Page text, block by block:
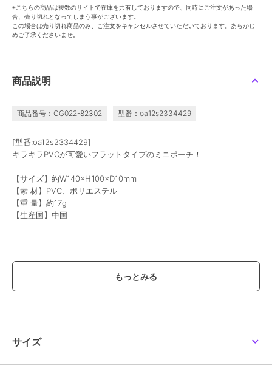
※こちらの商品は複数のサイトで在庫を共有しておりますので、同時にご注文があった場
合、売り切れとなってしまう事がございます。
この場合は売り切れ商品のみ、ご注文をキャンセルさせていただいております。あらかじ
めご了承くださいませ。
商品説明
商品番号：CG022-82302 型番：oa12s2334429
[型番:oa12s2334429]
キラキラPVCが可愛いフラットタイプのミニポーチ！
【サイズ】約W140×H100×D10mm
【素 材】PVC、ポリエステル
【重 量】約17g
【生産国】中国
こちらの商品は価格改定を実施させていただきます。
※画像はあくまでも商品イメージになります。
サイズ